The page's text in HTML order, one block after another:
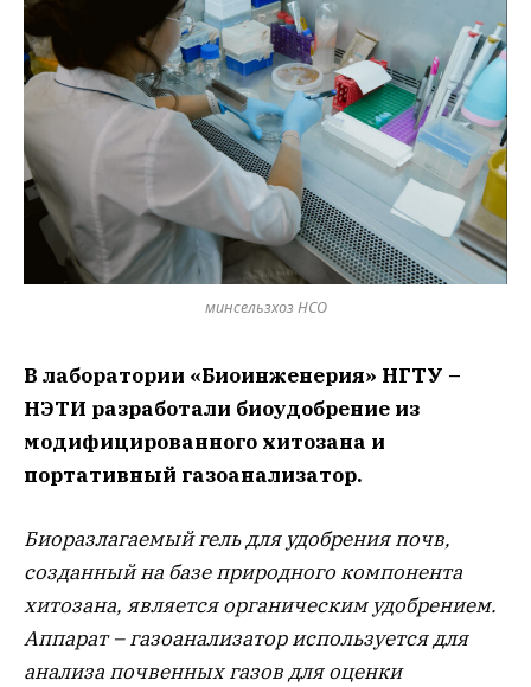
минсельзхоз НСО
В лаборатории «Биоинженерия» НГТУ –
НЭТИ разработали биоудобрение из
модифицированного хитозана и
портативный газоанализатор.
Биоразлагаемый гель для удобрения почв,
созданный на базе природного компонента
хитозана, является органическим удобрением.
Аппарат – газоанализатор используется для
анализа почвенных газов для оценки